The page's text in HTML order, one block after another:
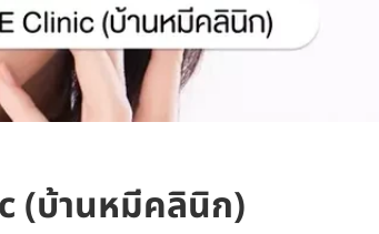
(บ้านหมีคลินิก)